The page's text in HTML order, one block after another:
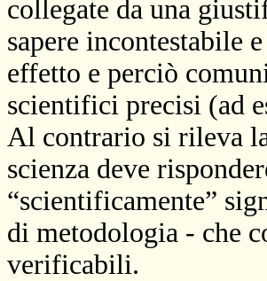
collegate da una
sapere incontestabile
effetto e perciò
scientifici precisi (ad
Al contrario si rileva
scienza deve
“scientificamente”
di metodologia - che
verificabili.